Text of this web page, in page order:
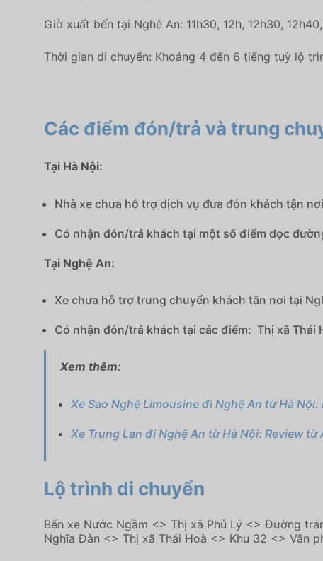
Giờ xuất bến tại Nghệ An: 11h30, 12h, 12h30,
Thời gian di chuyển: Khoảng 4 đến 6 tiếng tuỳ lộ
Các điểm đón/trả và trung
Tại Hà Nội:
Nhà xe chưa hỗ trợ dịch vụ đưa đón khách tận
Có nhận đón/trả khách tại một số điểm dọc
Tại Nghệ An:
Xe chưa hỗ trợ trung chuyển khách tận nơi tại
Có nhận đón/trả khách tại các điểm: Thị xã
Xem thêm:
Xe Sao Nghệ Limousine đi Nghệ An từ Hà Nội:
Xe Trung Lan đi Nghệ An từ Hà Nội: Review từ
Lộ trình di chuyển
Bến xe Nước Ngầm <> Thị xã Phủ Lý <> Đường
Nghĩa Đàn <> Thị xã Thái Hoà <> Khu 32 <> Văn